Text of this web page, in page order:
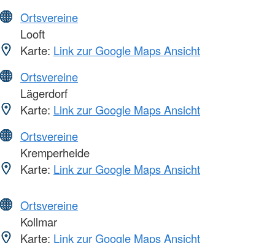
Ortsvereine
Looft
Karte: Link zur Google Maps Ansicht
Ortsvereine
Lägerdorf
Karte: Link zur Google Maps Ansicht
Ortsvereine
Kremperheide
Karte: Link zur Google Maps Ansicht
Ortsvereine
Kollmar
Karte: Link zur Google Maps Ansicht